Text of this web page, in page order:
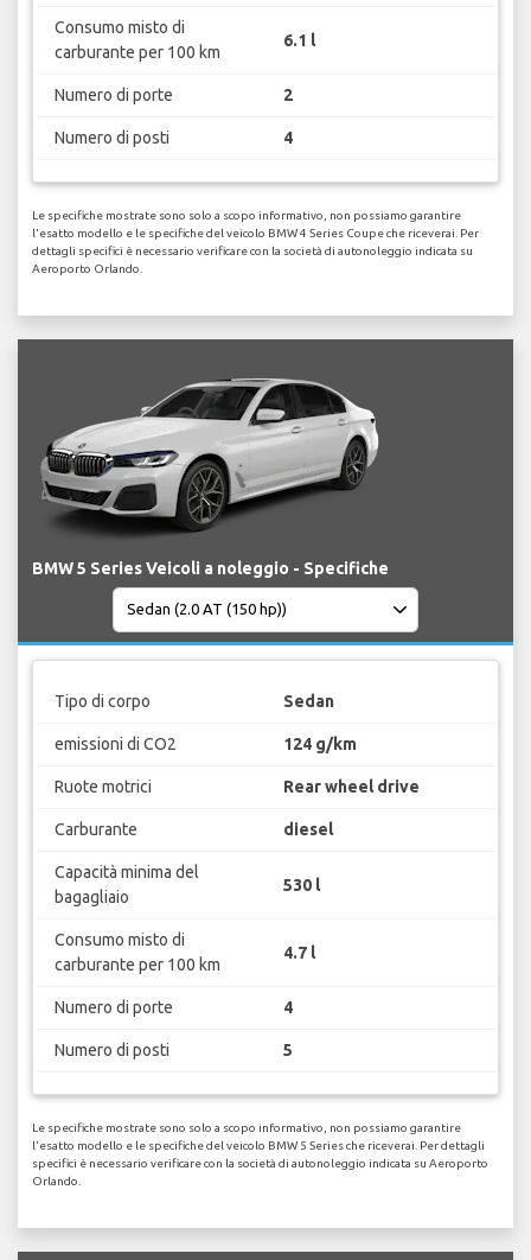
Consumo misto di
carburante per 100 km
6.1 l
Numero di porte 2
Numero di posti 4
Le specifiche mostrate sono solo a scopo informativo, non possiamo garantire
l'esatto modello e le specifiche del veicolo BMW 4 Series Coupe che riceverai. Per
dettagli specifici è necessario verificare con la società di autonoleggio indicata su
Aeroporto Orlando.
BMW 5 Series Veicoli a noleggio - Specifiche
Tipo di corpo Sedan
emissioni di CO2 124 g/km
Ruote motrici Rear wheel drive
Carburante diesel
Capacità minima del
bagagliaio
530 l
Consumo misto di
carburante per 100 km
4.7 l
Numero di porte 4
Numero di posti 5
Le specifiche mostrate sono solo a scopo informativo, non possiamo garantire
l'esatto modello e le specifiche del veicolo BMW 5 Series che riceverai. Per dettagli
specifici è necessario verificare con la società di autonoleggio indicata su Aeroporto
Orlando.